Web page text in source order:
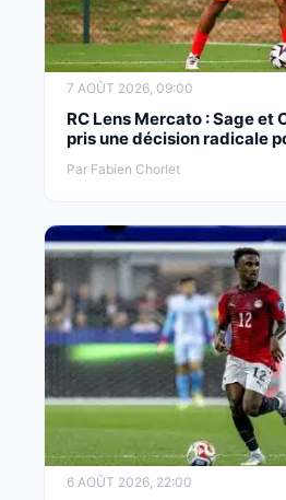
7 AOÛT 2026, 09:00
RC Lens Mercato : Sage et
pris une décision radicale
Par Fabien Chorlet
6 AOÛT 2026, 22:00